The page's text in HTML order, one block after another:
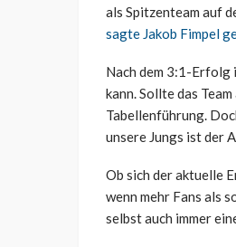
als Spitzenteam auf
sagte Jakob Fimpel
Nach dem 3:1-Erfolg
kann. Sollte das
Tabellenführung.
unsere Jungs ist der
Ob sich der aktuelle
wenn mehr Fans als
selbst auch immer